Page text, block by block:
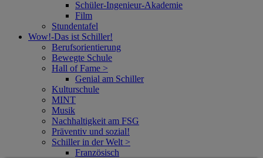
Schüler-Ingenieur-Akademie
Film
Stundentafel
Wow!‑Das ist Schiller!
Berufsorientierung
Bewegte Schule
Hall of Fame >
Genial am Schiller
Kulturschule
MINT
Musik
Nachhaltigkeit am FSG
Präventiv und sozial!
Schiller in der Welt >
Französisch